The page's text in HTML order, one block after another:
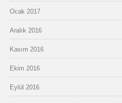
Ocak 2017
Aralık 2016
Kasım 2016
Ekim 2016
Eylül 2016